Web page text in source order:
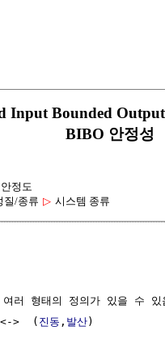
Input Bounded
BIBO 안정성
안정도
질/종류 ▷ 시스템 종류
러 형태의 정의가 있을 수 있
>  ( 진동 , 발산)